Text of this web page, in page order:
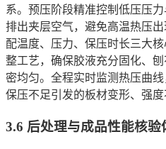
系。预压阶段精准控制低压压
排出夹层空气，避免高温热压
配温度、压力、保压时长三大
整工艺，确保胶液充分固化、
密均匀。全程实时监测热压曲
保压不足引发的板材变形、强度
3.6 后处理与成品性能核验